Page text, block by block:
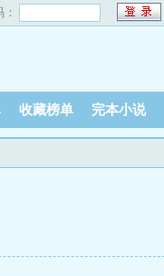
收藏榜单 完本小说